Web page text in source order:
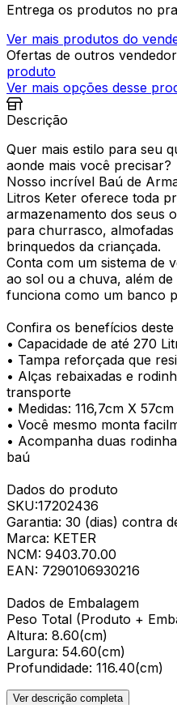
Entrega os produtos no
Ver mais produtos do
Ofertas de outros
produto
Ver mais opções desse
Descrição
Quer mais estilo para seu
aonde mais você precisar?
Nosso incrível Baú de
Litros Keter oferece toda
armazenamento dos seus
para churrasco,
brinquedos da criançada.
Conta com um sistema de
ao sol ou a chuva, além de
funciona como um banco
Confira os benefícios deste
• Capacidade de até 270
• Tampa reforçada que
• Alças rebaixadas e
transporte
• Medidas: 116,7cm X
• Você mesmo monta
• Acompanha duas
baú
Dados do produto
SKU:17202436
Garantia: 30 (dias) contra
Marca: KETER
NCM: 9403.70.00
EAN: 7290106930216
Dados de Embalagem
Peso Total (Produto +
Altura: 8.60(cm)
Largura: 54.60(cm)
Profundidade: 116.40(cm)
Ver descrição completa